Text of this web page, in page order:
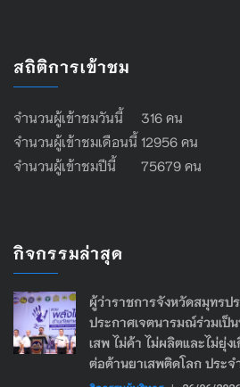
สถิติการเข้าชม
จำนวนผู้เข้าชมวันนี้ 316 คน
จำนวนผู้เข้าชมเดือนนี้ 12956 คน
จำนวนผู้เข้าชมปีนี้ 75679 คน
กิจกรรมล่าสุด
ผู้ว่าราชการจังหวัดสมุทร
ประกาศเจตนารมณ์ร่วมเป็
เสพ ไม่ค้า ไม่ผลิตและไม่ยุ่ง
ต่อต้านยาเสพติดโลก ประ